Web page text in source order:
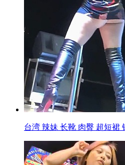
台湾 辣妹 长靴 肉臀 超短裙